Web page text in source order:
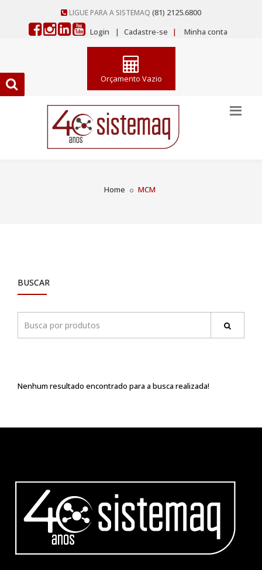
LIGUE PARA A SISTEMAQ (81) 2125.6800
Login
| Cadastre-se | Minha conta
Orçamento Vazio
Home MCM
BUSCAR
Nenhum resultado encontrado para a busca realizada!